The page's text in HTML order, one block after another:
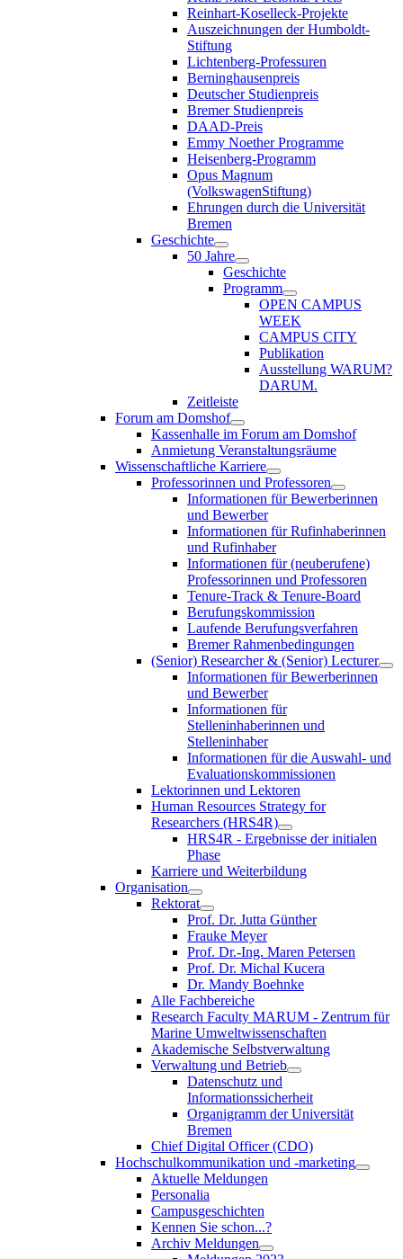
Reinhart-Koselleck-Projekte
Auszeichnungen der Humboldt-
Stiftung
Lichtenberg-Professuren
Berninghausenpreis
Deutscher Studienpreis
Bremer Studienpreis
DAAD-Preis
Emmy Noether Programme
Heisenberg-Programm
Opus Magnum
(VolkswagenStiftung)
Ehrungen durch die Universität
Bremen
Geschichte
50 Jahre
Geschichte
Programm
OPEN CAMPUS
WEEK
CAMPUS CITY
Publikation
Ausstellung WARUM?
DARUM.
Zeitleiste
Forum am Domshof
Kassenhalle im Forum am Domshof
Anmietung Veranstaltungsräume
Wissenschaftliche Karriere
Professorinnen und Professoren
Informationen für Bewerberinnen
und Bewerber
Informationen für Rufinhaberinnen
und Rufinhaber
Informationen für (neuberufene)
Professorinnen und Professoren
Tenure-Track & Tenure-Board
Berufungskommission
Laufende Berufungsverfahren
Bremer Rahmenbedingungen
(Senior) Researcher & (Senior) Lecturer
Informationen für Bewerberinnen
und Bewerber
Informationen für
Stelleninhaberinnen und
Stelleninhaber
Informationen für die Auswahl- und
Evaluationskommissionen
Lektorinnen und Lektoren
Human Resources Strategy for
Researchers (HRS4R)
HRS4R - Ergebnisse der initialen
Phase
Karriere und Weiterbildung
Organisation
Rektorat
Prof. Dr. Jutta Günther
Frauke Meyer
Prof. Dr.-Ing. Maren Petersen
Prof. Dr. Michal Kucera
Dr. Mandy Boehnke
Alle Fachbereiche
Research Faculty MARUM - Zentrum für
Marine Umweltwissenschaften
Akademische Selbstverwaltung
Verwaltung und Betrieb
Datenschutz und
Informationssicherheit
Organigramm der Universität
Bremen
Chief Digital Officer (CDO)
Hochschulkommunikation und -marketing
Aktuelle Meldungen
Personalia
Campusgeschichten
Kennen Sie schon...?
Archiv Meldungen